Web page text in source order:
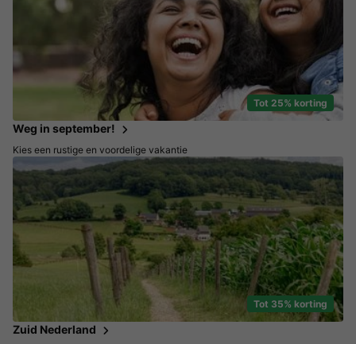
Tot 25% korting
Weg in september!
Kies een rustige en voordelige vakantie
Tot 35% korting
Zuid Nederland